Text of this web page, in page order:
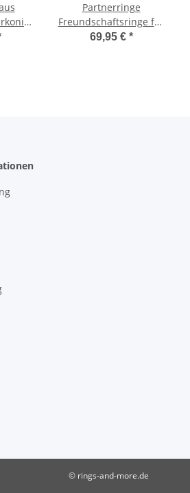
Partnerringe
Freundschaftsringe für
Damen aus Edelstahl
69,95 € *
© rings-and-more.de